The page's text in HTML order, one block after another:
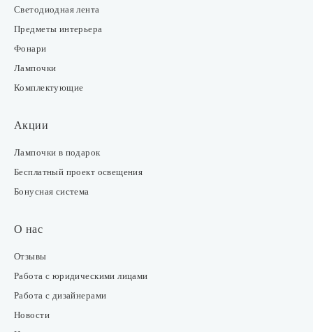
Светодиодная лента
Предметы интерьера
Фонари
Лампочки
Комплектующие
Акции
Лампочки в подарок
Бесплатный проект освещения
Бонусная система
О нас
Отзывы
Работа с юридическими лицами
Работа с дизайнерами
Новости